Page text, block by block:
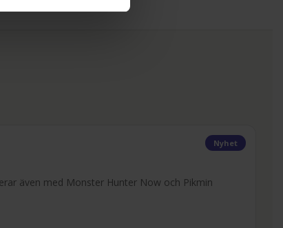
Nyhet
även med Monster Hunter Now och Pikmin